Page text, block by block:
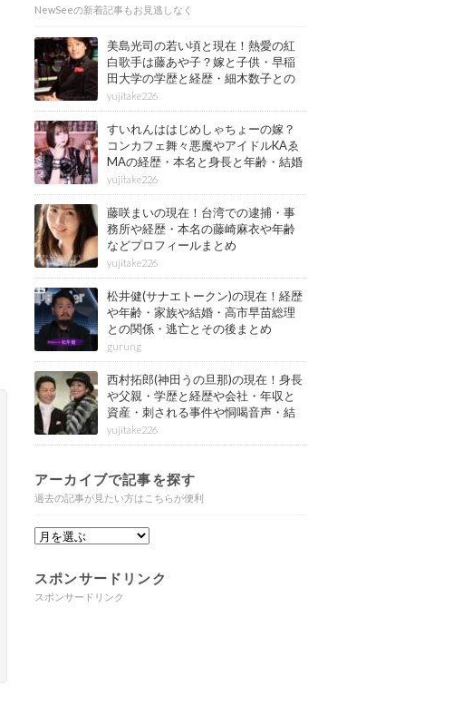
NewSeeの新着記事もお見逃しなく
美島光司の若い頃と現在！熱愛の紅
白歌手は藤あや子？嫁と子供・早稲
田大学の学歴と経歴・細木数子との
確執もまとめ
yujitake226
すいれんははじめしゃちょーの嫁？
コンカフェ舞々悪魔やアイドルKAゑ
MAの経歴・本名と身長と年齢・結婚
情報もまとめ
yujitake226
藤咲まいの現在！台湾での逮捕・事
務所や経歴・本名の藤崎麻衣や年齢
などプロフィールまとめ
yujitake226
松井健(サナエトークン)の現在！経歴
や年齢・家族や結婚・高市早苗総理
との関係・逃亡とその後まとめ
gurung
西村拓郎(神田うの旦那)の現在！身長
や父親・学歴と経歴や会社・年収と
資産・刺される事件や恫喝音声・結
婚と子供や自宅・脳梗塞の病気もま
とめ
yujitake226
アーカイブで記事を探す
過去の記事が見たい方はこちらが便利
スポンサードリンク
スポンサードリンク